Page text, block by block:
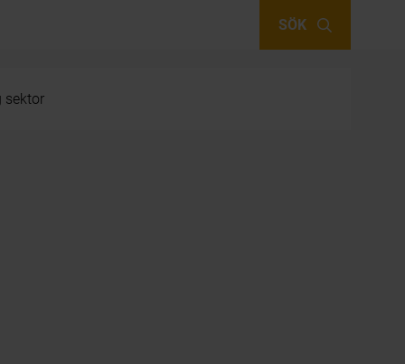
SÖK
sektor